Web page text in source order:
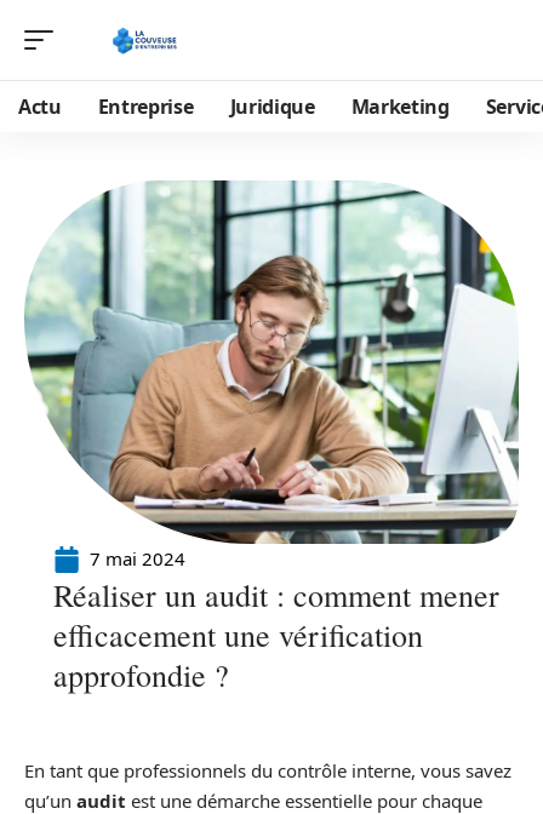
Actu Entreprise Juridique Marketing
7 mai 2024
Réaliser un audit : comment mener
efficacement une vérification
approfondie ?
En tant que professionnels du contrôle interne, vous savez
qu’un audit est une démarche essentielle pour chaque